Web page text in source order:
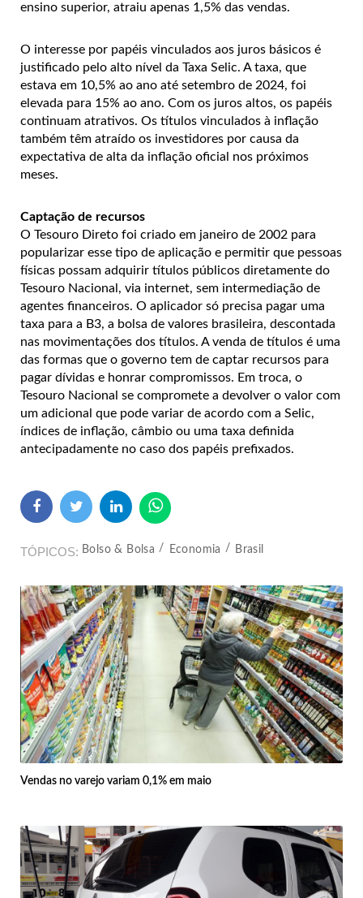
ensino superior, atraiu apenas 1,5% das vendas.
O interesse por papéis vinculados aos juros básicos é
justificado pelo alto nível da Taxa Selic. A taxa, que
estava em 10,5% ao ano até setembro de 2024, foi
elevada para 15% ao ano. Com os juros altos, os papéis
continuam atrativos. Os títulos vinculados à inflação
também têm atraído os investidores por causa da
expectativa de alta da inflação oficial nos próximos
meses.
Captação de recursos
O Tesouro Direto foi criado em janeiro de 2002 para
popularizar esse tipo de aplicação e permitir que pessoas
físicas possam adquirir títulos públicos diretamente do
Tesouro Nacional, via internet, sem intermediação de
agentes financeiros. O aplicador só precisa pagar uma
taxa para a B3, a bolsa de valores brasileira, descontada
nas movimentações dos títulos. A venda de títulos é uma
das formas que o governo tem de captar recursos para
pagar dívidas e honrar compromissos. Em troca, o
Tesouro Nacional se compromete a devolver o valor com
um adicional que pode variar de acordo com a Selic,
índices de inflação, câmbio ou uma taxa definida
antecipadamente no caso dos papéis prefixados.
TÓPICOS Bolso & Bolsa Economia Brasil
Vendas no varejo variam 0,1% em maio